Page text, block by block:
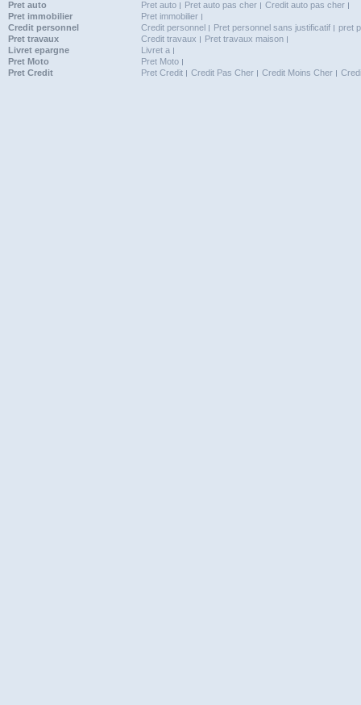
Pret auto Pret auto Pret auto pas cher
Credit auto pas cher
Pret immobilier
Pret immobilier
Credit personnel
Credit personnel Pret personnel sans justificatif
pret
Pret travaux
Credit travaux
Pret travaux maison
Livret epargne
Livret a
Pret Moto
Pret Moto
Pret Credit
Pret Credit Credit Pas Cher Credit Moins Cher